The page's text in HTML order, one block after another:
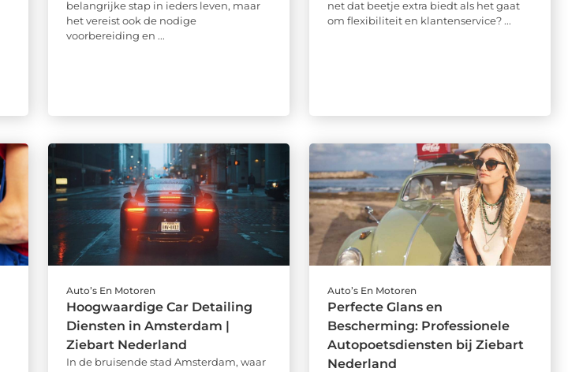
belangrijke stap in ieders leven, maar
het vereist ook de nodige
voorbereiding en ...
net dat beetje extra biedt als het gaat
om flexibiliteit en klantenservice? ...
Auto’s En Motoren
Hoogwaardige Car Detailing
Diensten in Amsterdam |
Ziebart Nederland
In de bruisende stad Amsterdam, waar
Auto’s En Motoren
Perfecte Glans en
Bescherming: Professionele
Autopoetsdiensten bij Ziebart
Nederland